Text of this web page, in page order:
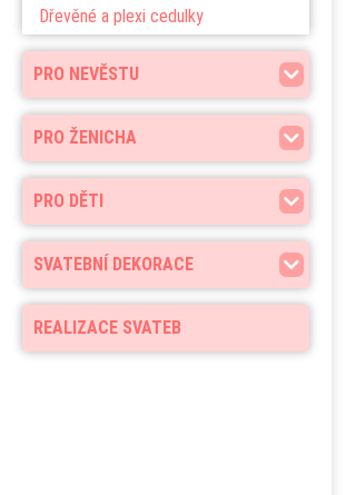
Dřevěné a plexi cedulky
PRO NEVĚSTU
PRO ŽENICHA
PRO DĚTI
SVATEBNÍ DEKORACE
REALIZACE SVATEB